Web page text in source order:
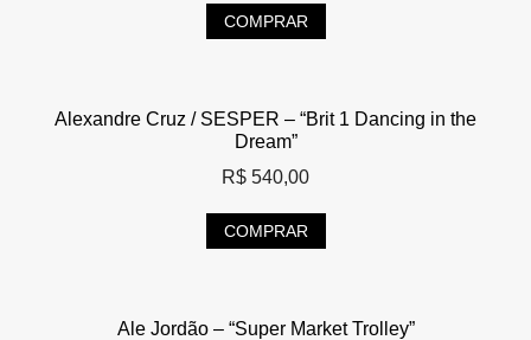
COMPRAR
Alexandre Cruz / SESPER – “Brit 1 Dancing in the
Dream”
R$ 540,00
COMPRAR
Ale Jordão – “Super Market Trolley”